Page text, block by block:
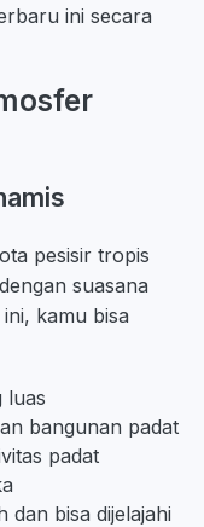
ini secara
pesisir tropis
suasana
kamu bisa
luas
bangunan padat
padat
dan bisa dijelajahi